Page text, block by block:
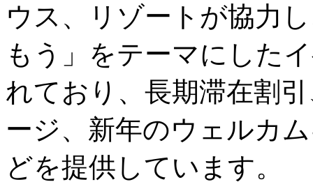
ウス、リゾートが協力
もう」をテーマにした
れており、長期滞在割
ージ、新年のウェルカ
どを提供しています。